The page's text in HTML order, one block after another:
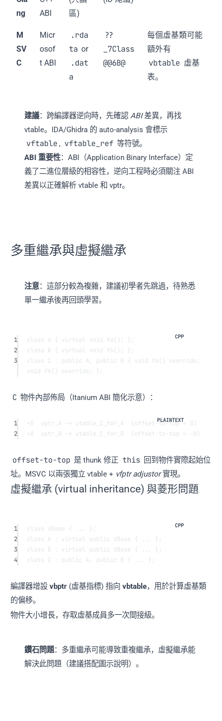
ng
ABI
區)
M
SV
C
Micr
osof
t ABI
.rda
ta or
.dat
a
??
_7Class
@@6B@
每個虛基類可能
額外有
vbtable 虛基
表。
建議：跨編譯器逆向時，先確認 ABI差異，再找
vtable。IDA/Ghidra 的 auto-analysis 會標示
vftable , vftable_ref 等符號。
ABI 重要性：ABI（Application Binary Interface）定
義了二進位層級的相容性，逆向工程時必須關注 ABI
差異以正確解析 vtable 和 vptr。
多重繼承與虛擬繼承
注意：這部分較為複雜，建議初學者先跳過，待熟悉
單一繼承後再回頭學習。
1 class A { virtual void fa (); };
2
class B { virtual void fb (); };
3
class C : public A , public B { void fa () override
void fb () override ; };
C 物件內部佈局（Itanium ABI 簡化示意）：
1
+0  vptr_A -> vtable_C_for_A  (offset-to-top = 0)
2
+8  vptr_B -> vtable_C_for_B  (offset-to-top = -8)
offset-to-top 是 thunk 修正 this
回到物件實際起始位
址。MSVC 以兩張獨立 vtable + vfptr adjustor實現。
虛擬繼承 (virtual inheritance) 與菱形問題
1 class VBase { ... };
2
class A : virtual public VBase { ... };
3
class B : virtual public VBase { ... };
4
class C : public A , public B { ... };
編譯器增設 vbptr (虛基指標) 指向 vbtable，用於計算虛基類
的偏移。
物件大小增長，存取虛基成員多一次間接級。
鑽石問題：多重繼承可能導致重複繼承，虛擬繼承能
解決此問題（建議搭配圖示說明）。